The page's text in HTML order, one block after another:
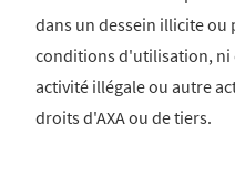
dans un dessein illicite
conditions d'utilisation, ni
activité illégale ou autre
droits d'AXA ou de tiers.